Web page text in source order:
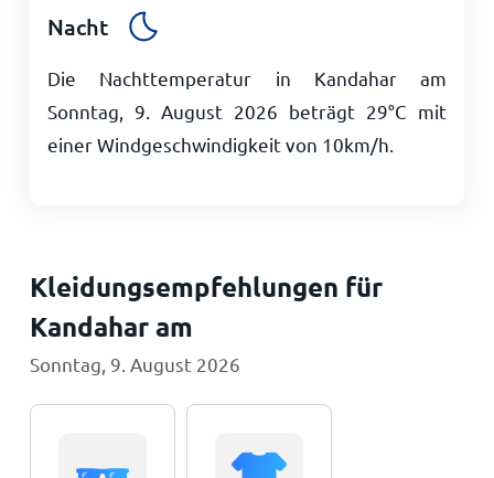
Nacht
Die Nachttemperatur in Kandahar am
Sonntag, 9. August 2026 beträgt 29°C mit
einer Windgeschwindigkeit von 10km/h
Kleidungsempfehlungen für
Kandahar am
Sonntag, 9. August 2026